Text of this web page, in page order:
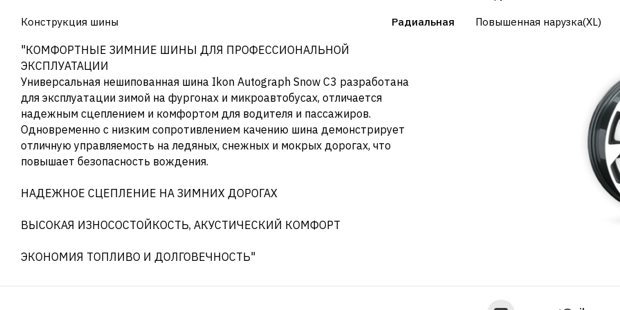
Конструкция шины Радиальная Повышенная нарузка(XL)
"КОМФОРТНЫЕ ЗИМНИЕ ШИНЫ ДЛЯ ПРОФЕССИОНАЛЬНОЙ
ЭКСПЛУАТАЦИИ
Универсальная нешипованная шина Ikon Autograph Snow C3 разработана
для эксплуатации зимой на фургонах и микроавтобусах, отличается
надежным сцеплением и комфортом для водителя и пассажиров.
Одновременно с низким сопротивлением качению шина демонстрирует
отличную управляемость на ледяных, снежных и мокрых дорогах, что
повышает безопасность вождения.
НАДЕЖНОЕ СЦЕПЛЕНИЕ НА ЗИМНИХ ДОРОГАХ
ВЫСОКАЯ ИЗНОСОСТОЙКОСТЬ, АКУСТИЧЕСКИЙ КОМФОРТ
ЭКОНОМИЯ ТОПЛИВО И ДОЛГОВЕЧНОСТЬ"